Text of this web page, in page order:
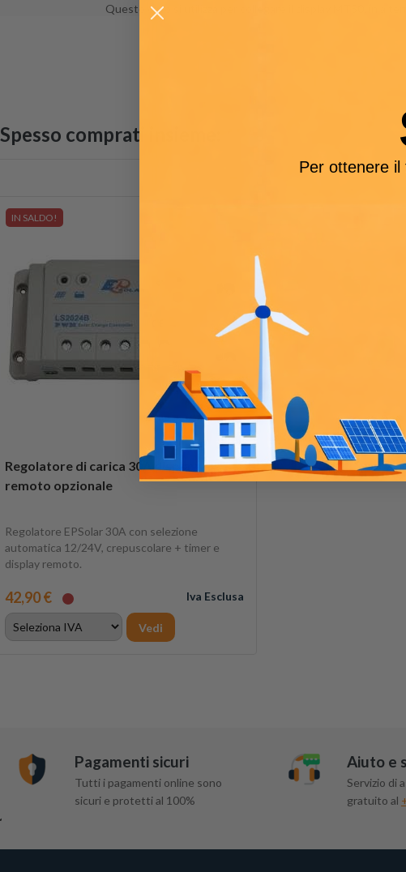
Questo cavo si utilizza per collegare il display MT50, in
Spesso comprati insieme:
IN SALDO!
Regolatore di carica 30A display
remoto opzionale
Regolatore EPSolar 30A con selezione
automatica 12/24V, crepuscolare + timer e
display remoto.
42,90 € Iva Esclusa
Vedi
Pagamenti sicuri
Tutti i pagamenti online sono
sicuri e protetti al 100%
Aiuto e
Servizio di
gratuito al
Per ottenere il